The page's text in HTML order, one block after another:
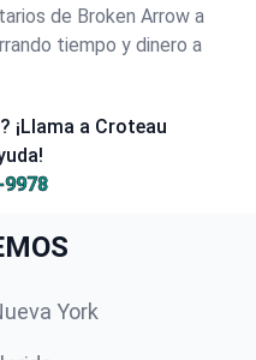
de Broken Arrow a
tiempo y dinero a
¡Llama a Croteau
York